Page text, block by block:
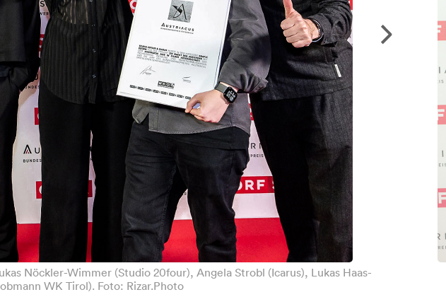
Nöckler-Wimmer (Studio 20four), Angela Strobl (Icarus), Lukas Haas-
WK Tirol). Foto: Rizar.Photo